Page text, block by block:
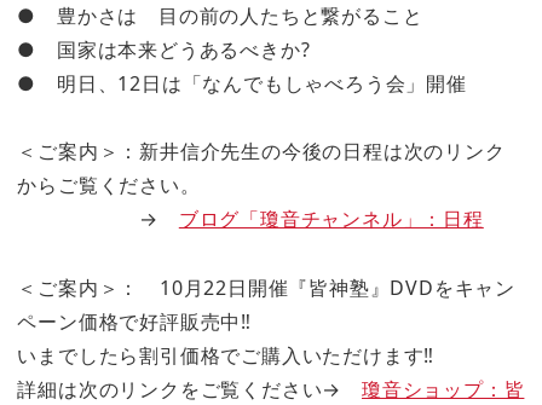
● 豊かさは 目の前の人たちと繋がること
● 国家は本来どうあるべきか?
● 明日、12日は「なんでもしゃべろう会」開催
＜ご案内＞：新井信介先生の今後の日程は次のリンク
からご覧ください。
→ ブログ「瓊音チャンネル」：日程
＜ご案内＞： 10月22日開催『皆神塾』DVDをキャン
ペーン価格で好評販売中‼
いまでしたら割引価格でご購入いただけます‼
詳細は次のリンクをご覧ください→ 瓊音ショップ：皆